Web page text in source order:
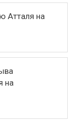
Атталя на
на